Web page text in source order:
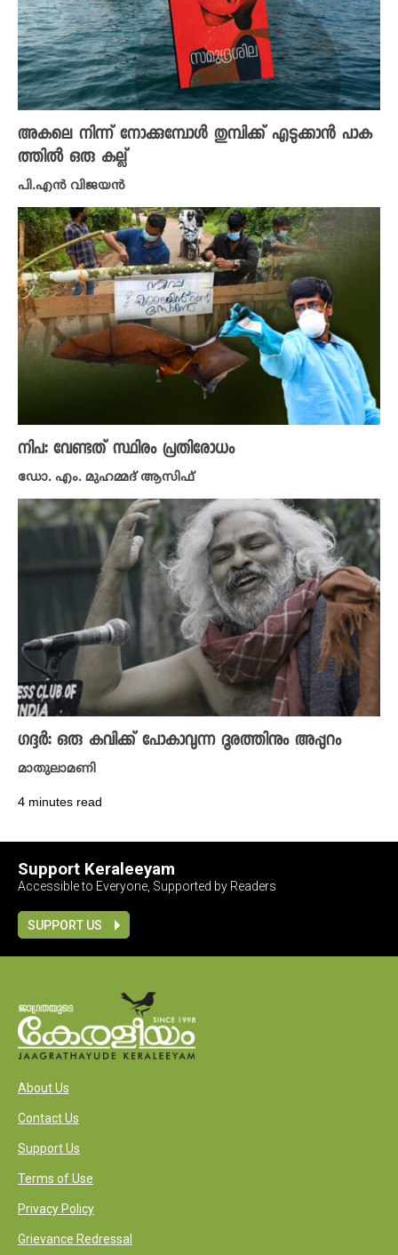
അകലെ നിന്ന് നോക്കുമ്പോൾ തുമ്പിക്ക് എടുക്കാൻ പാക
ത്തിൽ ഒരു കല്ല്
പി.എൻ വിജയൻ
നിപ: വേണ്ടത് സ്ഥിരം പ്രതിരോധം
ഡോ. എം. മുഹമ്മദ് ആസിഫ്
ഗദ്ദർ: ഒരു കവിക്ക് പോകാവുന്ന ദൂരത്തിനും അപ്പുറം
മാതുലാമണി
4 minutes read
Support Keraleeyam
Accessible to Everyone, Supported by Readers
SUPPORT US
About Us
Contact Us
Support Us
Terms of Use
Privacy Policy
Grievance Redressal